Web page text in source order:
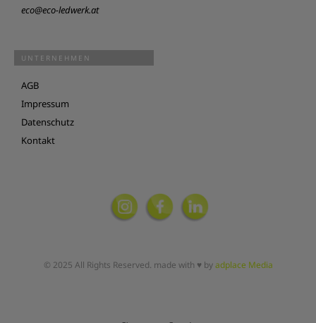
eco@eco-ledwerk.at
UNTERNEHMEN
AGB
Impressum
Datenschutz
Kontakt
© 2025 All Rights Reserved. made with ♥ byadplace Media